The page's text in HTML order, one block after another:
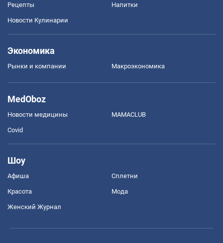
Рецепты Напитки
Новости Кулинарии
Экономика
Рынки и компании Mакроэкономика
MedOboz
Новости медицины MAMACLUB
Covid
Шоу
Афиша Сплетни
Красота Мода
Женский Журнал